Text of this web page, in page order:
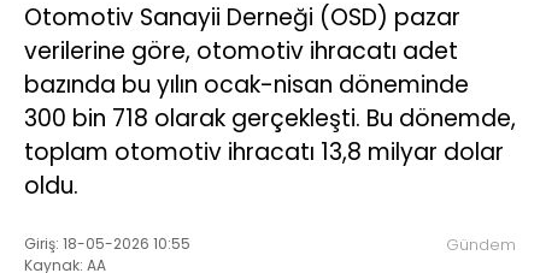
Otomotiv Sanayii Derneği (OSD) pazar
verilerine göre, otomotiv ihracatı adet
bazında bu yılın ocak-nisan döneminde
300 bin 718 olarak gerçekleşti. Bu dönemde,
toplam otomotiv ihracatı 13,8 milyar dolar
oldu.
Giriş: 18-05-2026 10:55
Kaynak: AA
Gündem